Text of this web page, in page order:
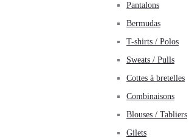
Pantalons
Bermudas
T-shirts / Polos
Sweats / Pulls
Cottes à bretelles
Combinaisons
Blouses / Tabliers
Gilets